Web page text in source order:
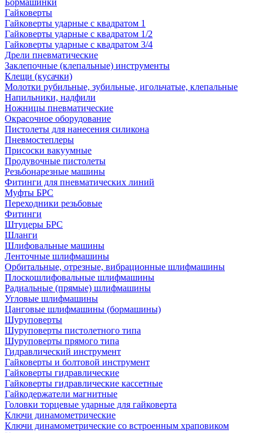
Бормашинки
Гайковерты
Гайковерты ударные с квадратом 1
Гайковерты ударные с квадратом 1/2
Гайковерты ударные с квадратом 3/4
Дрели пневматические
Заклепочные (клепальные) инструменты
Клещи (кусачки)
Молотки рубильные, зубильные, игольчатые, клепальные
Напильники, надфили
Ножницы пневматические
Окрасочное оборудование
Пистолеты для нанесения силикона
Пневмостеплеры
Присоски вакуумные
Продувочные пистолеты
Резьбонарезные машины
Фитинги для пневматических линий
Муфты БРС
Переходники резьбовые
Фитинги
Штуцеры БРС
Шланги
Шлифовальные машины
Ленточные шлифмашины
Орбитальные, отрезные, вибрационные шлифмашины
Плоскошлифовальные шлифмашины
Радиальные (прямые) шлифмашины
Угловые шлифмашины
Цанговые шлифмашины (бормашины)
Шуруповерты
Шуруповерты пистолетного типа
Шуруповерты прямого типа
Гидравлический инструмент
Гайковерты и болтовой инструмент
Гайковерты гидравлические
Гайковерты гидравлические кассетные
Гайкодержатели магнитные
Головки торцевые ударные для гайковерта
Ключи динамометрические
Ключи динамометрические со встроенным храповиком